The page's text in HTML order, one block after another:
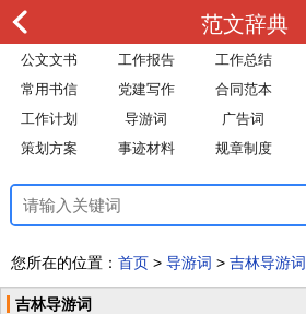
范文辞典
公文文书 工作报告 工作总结
常用书信
党建写作 合同范本
工作计划
导游词 广告词
策划方案
事迹材料 规章制度
您所在的位置： 首页 > 导游词 > 吉林导游词
吉林导游词